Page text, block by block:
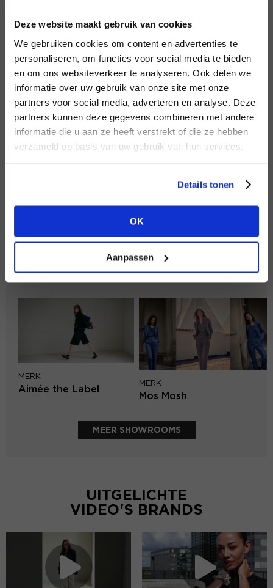
Deze website maakt gebruik van cookies
We gebruiken cookies om content en advertenties te
personaliseren, om functies voor social media te bieden
en om ons websiteverkeer te analyseren. Ook delen we
informatie over uw gebruik van onze site met onze
partners voor social media, adverteren en analyse. Deze
partners kunnen deze gegevens combineren met andere
informatie die u aan ze heeft verstrekt of die ze hebben
verzameld op basis van uw gebruik van hun services.
Details tonen
OK
Aanpassen
INLOGGEN
Wachtwoord
INLOGGEN
NOG GEEN ACCOUNT?
HEB JE NOG GEEN
ACCOUNT?
aan of bekijk de andere mogelijkheden.
BEKIJK ALLE OPTIES
MERK
Aaiko
Knit-ted
MERK
MERK
Circle of Trust
MERK
Aimée the Label
MERK
Mos Mosh
MEER SHOWROOMS
UITGELICHTE
VIDEO'S BRANDS